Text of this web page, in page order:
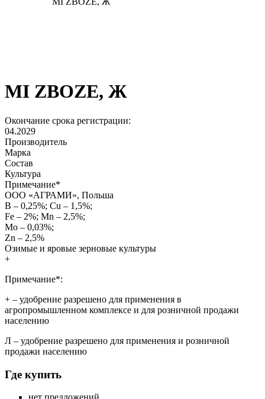
MI ZBOZE, Ж
Окончание срока регистрации:
04.2029
Производитель
Марка
Состав
Культура
Примечание*
ООО «АГРАМИ», Польша
B – 0,25%; Cu – 1,5%;
Fe – 2%; Mn – 2,5%;
Mo – 0,03%;
Zn – 2,5%
Озимые и яровые зерновые культуры
+
Примечание*:
+ – удобрение разрешено для применения в
агропромышленном комплексе и для розничной продажи
населению
Л – удобрение разрешено для применения и розничной
продажи населению
Где купить